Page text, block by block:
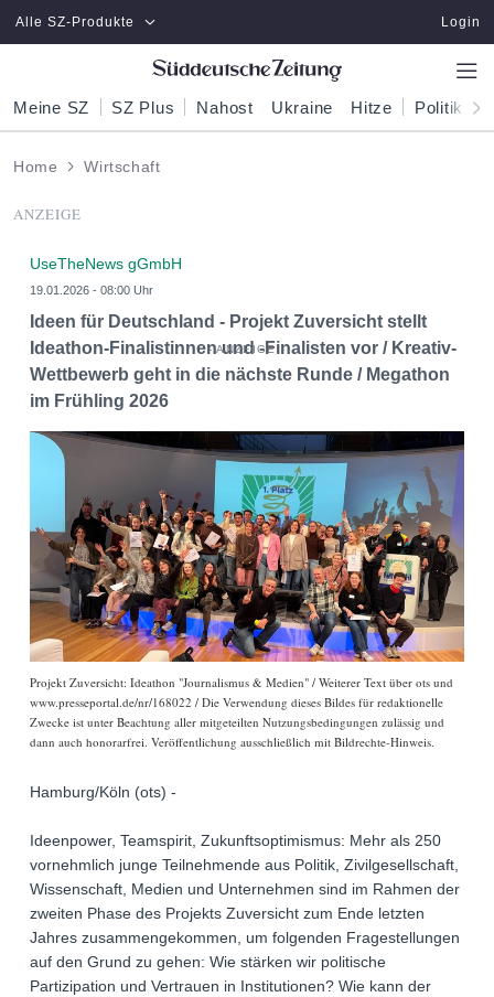
Zum Hauptinhalt springen
Alle SZ-Produkte Login
Meine SZ SZ Plus Nahost Ukraine Hitze Politik
Home Wirtschaft
ANZEIGE
UseTheNews gGmbH
19.01.2026 - 08:00 Uhr
Ideen für Deutschland - Projekt Zuversicht stellt
Ideathon-Finalistinnen und -Finalisten vor / Kreativ-
Wettbewerb geht in die nächste Runde / Megathon
im Frühling 2026
Projekt Zuversicht: Ideathon "Journalismus & Medien" / Weiterer Text über ots und
www.presseportal.de/nr/168022 / Die Verwendung dieses Bildes für redaktionelle
Zwecke ist unter Beachtung aller mitgeteilten Nutzungsbedingungen zulässig und
dann auch honorarfrei. Veröffentlichung ausschließlich mit Bildrechte-Hinweis.
Hamburg/Köln (ots) -
Ideenpower, Teamspirit, Zukunftsoptimismus: Mehr als 250
vornehmlich junge Teilnehmende aus Politik, Zivilgesellschaft,
Wissenschaft, Medien und Unternehmen sind im Rahmen der
zweiten Phase des Projekts Zuversicht zum Ende letzten
Jahres zusammengekommen, um folgenden Fragestellungen
auf den Grund zu gehen: Wie stärken wir politische
Partizipation und Vertrauen in Institutionen? Wie kann der